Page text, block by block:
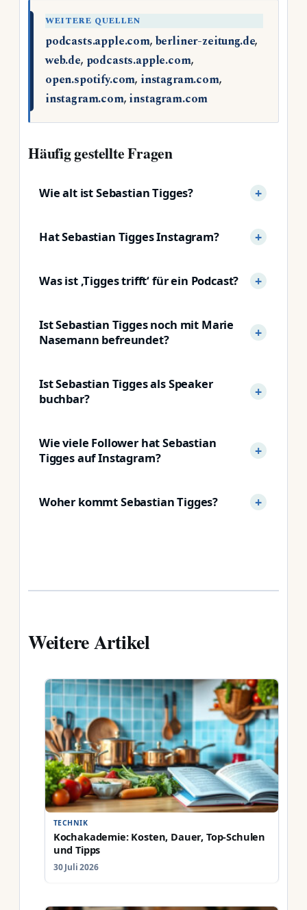
WEITERE QUELLEN
podcasts.apple.com, berliner-zeitung.de,
web.de, podcasts.apple.com,
open.spotify.com, instagram.com,
instagram.com, instagram.com
Häufig gestellte Fragen
Wie alt ist Sebastian Tigges?
Hat Sebastian Tigges Instagram?
Was ist ‚Tigges trifft‘ für ein Podcast?
Ist Sebastian Tigges noch mit Marie
Nasemann befreundet?
Ist Sebastian Tigges als Speaker
buchbar?
Wie viele Follower hat Sebastian
Tigges auf Instagram?
Woher kommt Sebastian Tigges?
Weitere Artikel
TECHNIK
Kochakademie: Kosten, Dauer, Top-Schulen
und Tipps
30 Juli 2026